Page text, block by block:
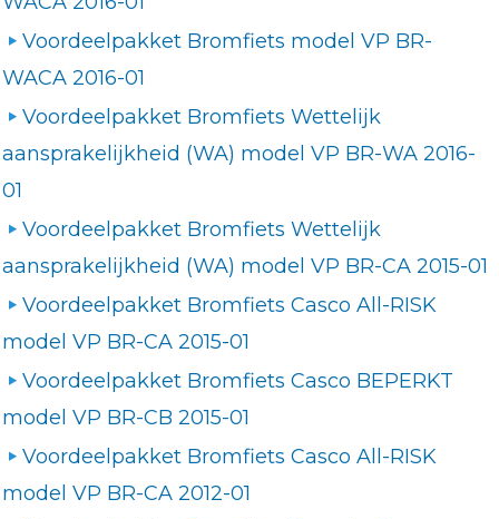
Voordeelpakket Bromfiets model VP BR-
WACA 2016-01
Voordeelpakket Bromfiets Wettelijk
aansprakelijkheid (WA) model VP BR-WA 2016-
01
Voordeelpakket Bromfiets Wettelijk
aansprakelijkheid (WA) model VP BR-CA 2015-01
Voordeelpakket Bromfiets Casco All-RISK
model VP BR-CA 2015-01
Voordeelpakket Bromfiets Casco BEPERKT
model VP BR-CB 2015-01
Voordeelpakket Bromfiets Casco All-RISK
model VP BR-CA 2012-01